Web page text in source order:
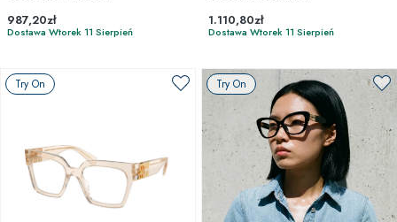
987,20zł
Dostawa Wtorek 11 Sierpień
1.110,80zł
Dostawa Wtorek 11 Sierpień
Try On Try On